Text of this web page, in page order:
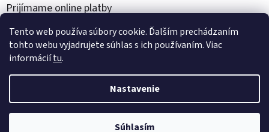
Tento web používa súbory cookie. Ďalším prechádzaním
tohto webu vyjadrujete súhlas s ich používaním. Viac
informáciítu.
Nastavenie
Súhlasím
2 + 1 ZADARMO na umelé kvety a aranžmány | Nakúpte 3 produkty,
Prijímame online platby
Vytvoril Shoptet
Home Gallery. Všetky práva vyhradené.